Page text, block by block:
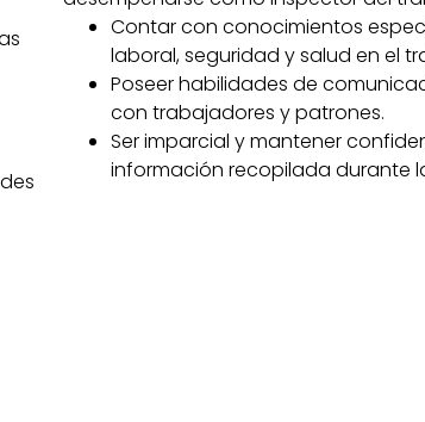
Contar con conocimientos
laboral, seguridad y salud en el
Poseer habilidades de
con trabajadores y patrones.
Ser imparcial y mantener
información recopilada durante